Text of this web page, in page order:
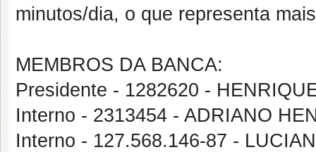
minutos/dia, o que representa
MEMBROS DA BANCA:
Presidente - 1282620 -
Interno - 2313454 - ADRIANO
Interno - 127.568.146-87 -